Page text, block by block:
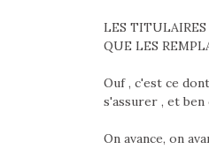
LES
QUE LES
Ouf , c'est ce
s'assurer , et ben
On avance, on